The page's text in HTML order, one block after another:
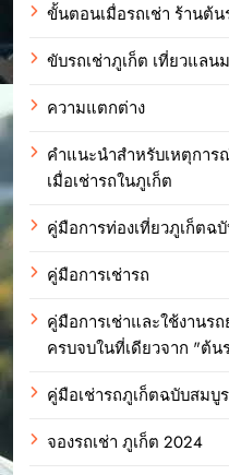
ขั้นตอนเมื่อรถเช่า ร้านต้น
ขับรถเช่าภูเก็ต เที่ยวแล
ความแตกต่าง
คำแนะนำสำหรับเหตุกา
เมื่อเช่ารถในภูเก็ต
คู่มือการท่องเที่ยวภูเก็ตฉ
คู่มือการเช่ารถ
คู่มือการเช่าและใช้งานร
ครบจบในที่เดียวจาก "ต้น
คู่มือเช่ารถภูเก็ตฉบับสมบู
จองรถเช่า ภูเก็ต 2024